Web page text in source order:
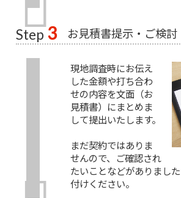
Step 3 お見積書提示・ご検討
現地調査時にお伝え
した金額や打ち合わ
せの内容を文面（お
見積書）にまとめま
して提出いたします。
まだ契約ではありま
せんので、ご確認され
たいことなどがありまし
付けください。